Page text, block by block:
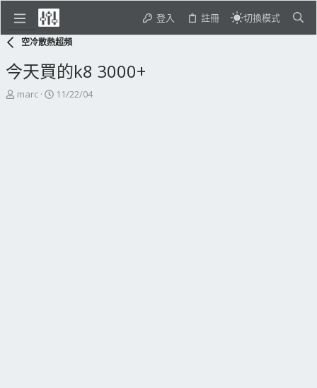
登入 註冊 切換模式
空冷散熱超頻
今天買的k8 3000+
主
marc
開
11/22/04